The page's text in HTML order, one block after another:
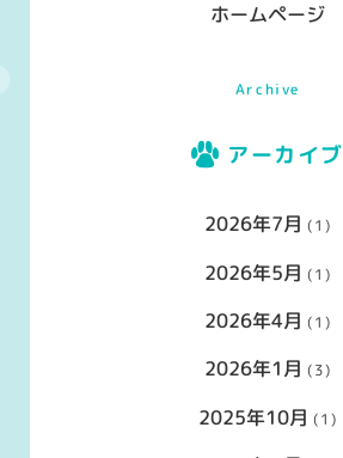
ホームページ
Archive
アーカイブ
2026年7月 (1)
2026年5月 (1)
2026年4月 (1)
2026年1月 (3)
2025年10月 (1)